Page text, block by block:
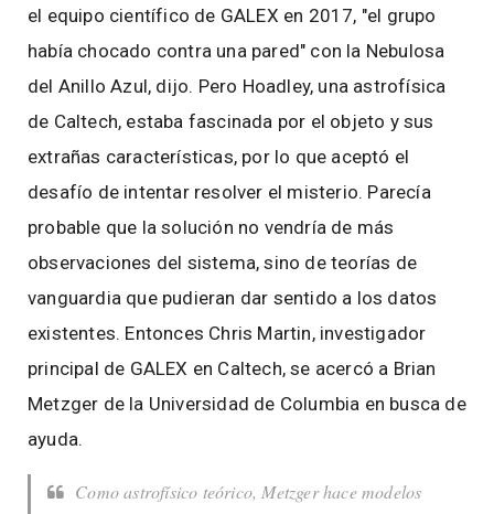
el equipo científico de GALEX en 2017, "el grupo
había chocado contra una pared" con la Nebulosa
del Anillo Azul, dijo. Pero Hoadley, una astrofísica
de Caltech, estaba fascinada por el objeto y sus
extrañas características, por lo que aceptó el
desafío de intentar resolver el misterio. Parecía
probable que la solución no vendría de más
observaciones del sistema, sino de teorías de
vanguardia que pudieran dar sentido a los datos
existentes. Entonces Chris Martin, investigador
principal de GALEX en Caltech, se acercó a Brian
Metzger de la Universidad de Columbia en busca de
ayuda.
Como astrofísico teórico, Metzger hace modelos